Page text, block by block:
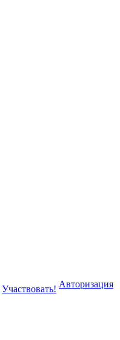
Участвовать! Авторизация